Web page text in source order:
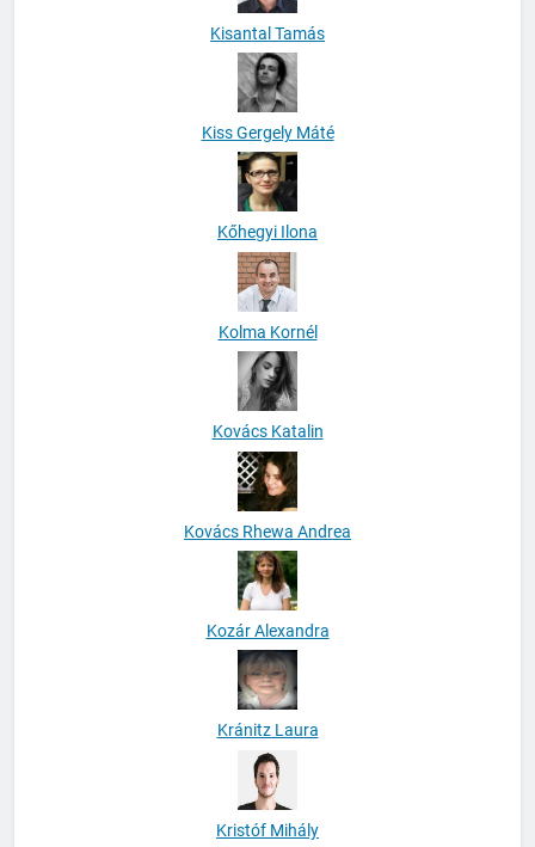
Kisantal Tamás
Kiss Gergely Máté
Kőhegyi Ilona
Kolma Kornél
Kovács Katalin
Kovács Rhewa Andrea
Kozár Alexandra
Kránitz Laura
Kristóf Mihály